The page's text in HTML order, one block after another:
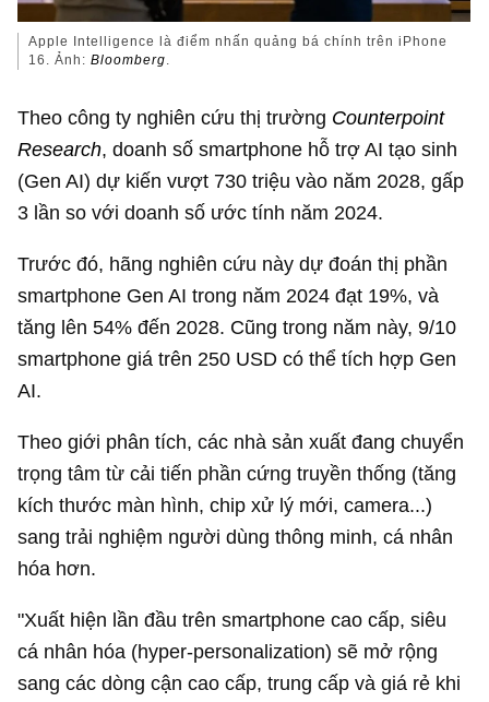
Apple Intelligence là điểm nhấn quảng bá chính trên iPhone
16. Ảnh:Bloomberg.
Theo công ty nghiên cứu thị trường Counterpoint
Research, doanh số smartphone hỗ trợ AI tạo sinh
(Gen AI) dự kiến vượt 730 triệu vào năm 2028, gấp
3 lần so với doanh số ước tính năm 2024.
Trước đó, hãng nghiên cứu này dự đoán thị phần
smartphone Gen AI trong năm 2024 đạt 19%, và
tăng lên 54% đến 2028. Cũng trong năm này, 9/10
smartphone giá trên 250 USD có thể tích hợp Gen
AI.
Theo giới phân tích, các nhà sản xuất đang chuyển
trọng tâm từ cải tiến phần cứng truyền thống (tăng
kích thước màn hình, chip xử lý mới, camera...)
sang trải nghiệm người dùng thông minh, cá nhân
hóa hơn.
"Xuất hiện lần đầu trên smartphone cao cấp, siêu
cá nhân hóa (hyper-personalization) sẽ mở rộng
sang các dòng cận cao cấp, trung cấp và giá rẻ khi